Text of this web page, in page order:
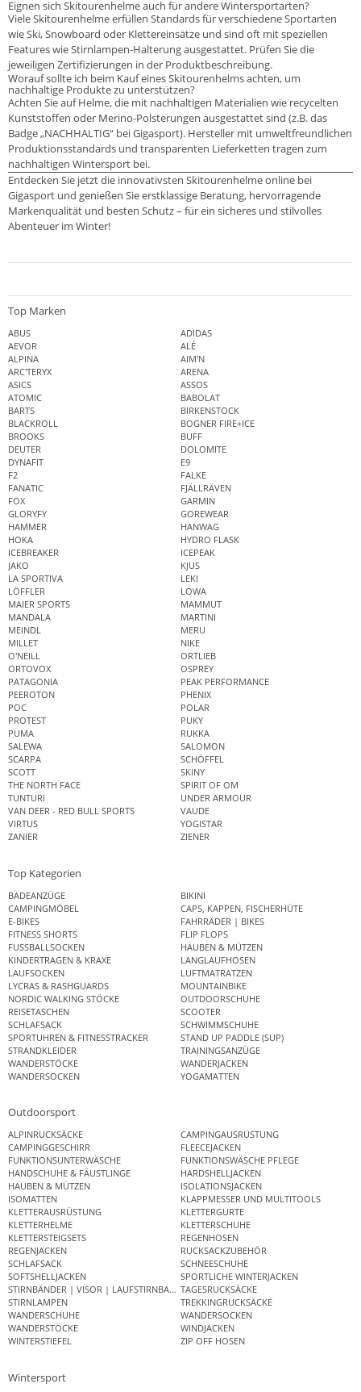
Eignen sich Skitourenhelme auch für andere Wintersportarten?
Viele Skitourenhelme erfüllen Standards für verschiedene Sportarten
wie Ski, Snowboard oder Klettereinsätze und sind oft mit speziellen
Features wie Stirnlampen-Halterung ausgestattet. Prüfen Sie die
jeweiligen Zertifizierungen in der Produktbeschreibung.
Worauf sollte ich beim Kauf eines Skitourenhelms achten, um
nachhaltige Produkte zu unterstützen?
Achten Sie auf Helme, die mit nachhaltigen Materialien wie recycelten
Kunststoffen oder Merino-Polsterungen ausgestattet sind (z.B. das
Badge „NACHHALTIG“ bei Gigasport). Hersteller mit umweltfreundlichen
Produktionsstandards und transparenten Lieferketten tragen zum
nachhaltigen Wintersport bei.
Entdecken Sie jetzt die innovativsten Skitourenhelme online bei
Gigasport und genießen Sie erstklassige Beratung, hervorragende
Markenqualität und besten Schutz – für ein sicheres und stilvolles
Abenteuer im Winter!
Top Marken
ABUS
ADIDAS
AEVOR
ALÉ
ALPINA
AIM'N
ARC'TERYX
ARENA
ASICS
ASSOS
ATOMIC
BABOLAT
BARTS
BIRKENSTOCK
BLACKROLL
BOGNER FIRE+ICE
BROOKS
BUFF
DEUTER
DOLOMITE
DYNAFIT
E9
F2
FALKE
FANATIC
FJÄLLRÄVEN
FOX
GARMIN
GLORYFY
GOREWEAR
HAMMER
HANWAG
HOKA
HYDRO FLASK
ICEBREAKER
ICEPEAK
JAKO
KJUS
LA SPORTIVA
LEKI
LÖFFLER
LOWA
MAIER SPORTS
MAMMUT
MANDALA
MARTINI
MEINDL
MERU
MILLET
NIKE
O'NEILL
ORTLIEB
ORTOVOX
OSPREY
PATAGONIA
PEAK PERFORMANCE
PEEROTON
PHENIX
POC
POLAR
PROTEST
PUKY
PUMA
RUKKA
SALEWA
SALOMON
SCARPA
SCHÖFFEL
SCOTT
SKINY
THE NORTH FACE
SPIRIT OF OM
TUNTURI
UNDER ARMOUR
VAN DEER - RED BULL SPORTS
VAUDE
VIRTUS
YOGISTAR
ZANIER
ZIENER
Top Kategorien
BADEANZÜGE
BIKINI
CAMPINGMÖBEL
CAPS, KAPPEN, FISCHERHÜTE
E-BIKES
FAHRRÄDER | BIKES
FITNESS SHORTS
FLIP FLOPS
FUSSBALLSOCKEN
HAUBEN & MÜTZEN
KINDERTRAGEN & KRAXE
LANGLAUFHOSEN
LAUFSOCKEN
LUFTMATRATZEN
LYCRAS & RASHGUARDS
MOUNTAINBIKE
NORDIC WALKING STÖCKE
OUTDOORSCHUHE
REISETASCHEN
SCOOTER
SCHLAFSACK
SCHWIMMSCHUHE
SPORTUHREN & FITNESSTRACKER
STAND UP PADDLE (SUP)
STRANDKLEIDER
TRAININGSANZÜGE
WANDERSTÖCKE
WANDERJACKEN
WANDERSOCKEN
YOGAMATTEN
Outdoorsport
ALPINRUCKSÄCKE
CAMPINGAUSRÜSTUNG
CAMPINGGESCHIRR
FLEECEJACKEN
FUNKTIONSUNTERWÄSCHE
FUNKTIONSWÄSCHE PFLEGE
HANDSCHUHE & FÄUSTLINGE
HARDSHELLJACKEN
HAUBEN & MÜTZEN
ISOLATIONSJACKEN
ISOMATTEN
KLAPPMESSER UND MULTITOOLS
KLETTERAUSRÜSTUNG
KLETTERGURTE
KLETTERHELME
KLETTERSCHUHE
KLETTERSTEIGSETS
REGENHOSEN
REGENJACKEN
RUCKSACKZUBEHÖR
SCHLAFSACK
SCHNEESCHUHE
SOFTSHELLJACKEN
SPORTLICHE WINTERJACKEN
STIRNBÄNDER | VISOR | LAUFSTIRNBANDTAGESRUCKSÄCKE
STIRNLAMPEN
TREKKINGRUCKSÄCKE
WANDERSCHUHE
WANDERSOCKEN
WANDERSTÖCKE
WINDJACKEN
WINTERSTIEFEL
ZIP OFF HOSEN
Wintersport